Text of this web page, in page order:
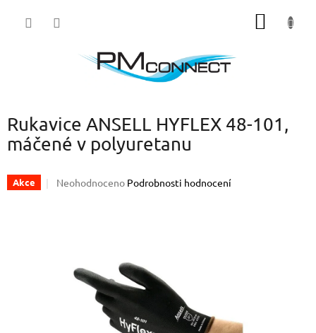
Rukavice ANSELL HYFLEX 48-101,
máčené v polyuretanu
Akce
Průměrné
hvězdiček.
Neohodnoceno Podrobnosti hodnocení